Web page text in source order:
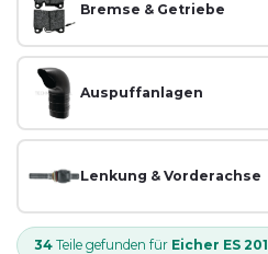
Bremse & Getriebe
Auspuffanlagen
Lenkung & Vorderachse
34 Teile gefunden für Eicher ES 201